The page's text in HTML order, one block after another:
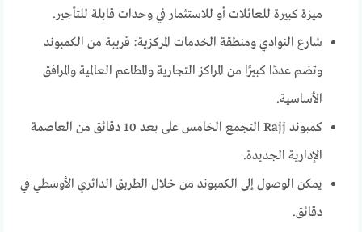
ميزة كبيرة للعائلات أو للاستثمار في وحدات قابلة للتأجير.
شارع النوادي ومنطقة الخدمات المركزية: قريبة من الكمبوند
وتضم عددًا كبيرًا من المراكز التجارية والمطاعم العالمية والمرافق
الأساسية.
كمبوند Rajj التجمع الخامس على بعد 10 دقائق من العاصمة
الإدارية الجديدة.
يمكن الوصول إلى الكمبوند من خلال الطريق الدائري الأوسطي في
دقائق.